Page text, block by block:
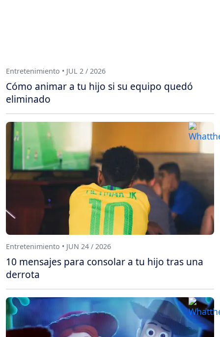
Entretenimiento • JUL 2 / 2026
Cómo animar a tu hijo si su equipo quedó
eliminado
Entretenimiento • JUN 24 / 2026
10 mensajes para consolar a tu hijo tras una
derrota